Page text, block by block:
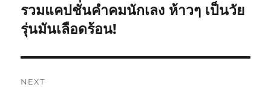
รวมแคปชั่นคำคมนักเลง ห้าวๆ เป็นวัย
รุ่นมันเลือดร้อน!
NEXT